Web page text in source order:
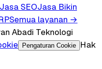
Jasa SEOJasa Bikin
Semua layanan →
Abadi Teknologi
Pengaturan Cookie
Hak